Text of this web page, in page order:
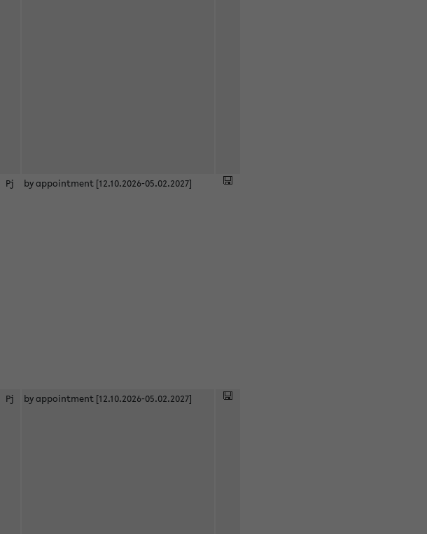
Pj by appointment [12.10.2026-05.02.2027]
Pj by appointment [12.10.2026-05.02.2027]